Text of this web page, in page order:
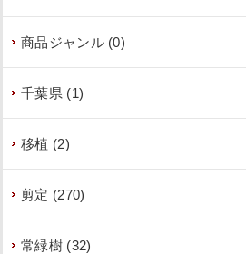
商品ジャンル (0)
千葉県 (1)
移植 (2)
剪定 (270)
常緑樹 (32)